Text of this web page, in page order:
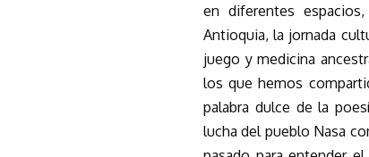
en diferentes
Antioquia, la jornada
juego y medicina
los que hemos
palabra dulce de la
lucha del pueblo Nasa